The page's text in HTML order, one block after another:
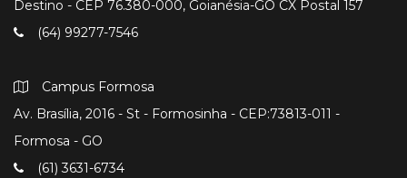
Destino - CEP 76.380-000, Goianésia-GO CX Postal 157
(64) 99277-7546
Campus Formosa
Av. Brasília, 2016 - St - Formosinha - CEP:73813-011 -
Formosa - GO
(61) 3631-6734